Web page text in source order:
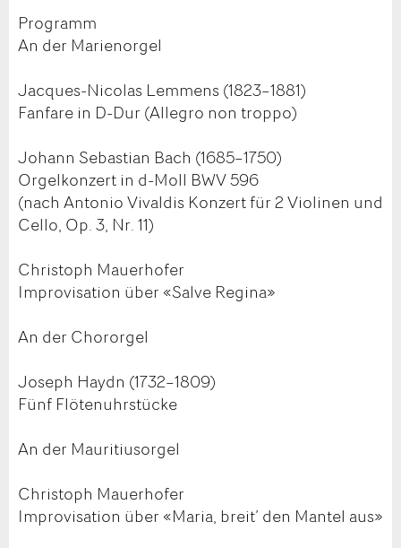
Programm
An der Marienorgel
Jacques-Nicolas Lemmens (1823–1881)
Fanfare in D-Dur (Allegro non troppo)
Johann Sebastian Bach (1685–1750)
Orgelkonzert in d-Moll BWV 596
(nach Antonio Vivaldis Konzert für 2 Violinen und
Cello, Op. 3, Nr. 11)
Christoph Mauerhofer
Improvisation über «Salve Regina»
An der Chororgel
Joseph Haydn (1732–1809)
Fünf Flötenuhrstücke
An der Mauritiusorgel
Christoph Mauerhofer
Improvisation über «Maria, breit’ den Mantel aus»